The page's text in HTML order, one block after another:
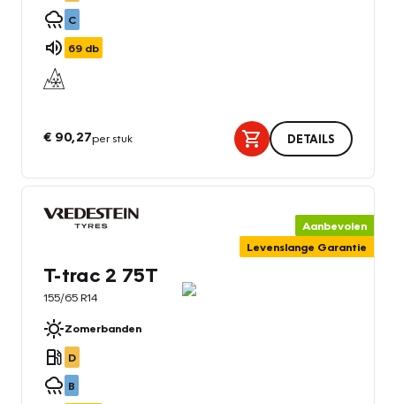
C
69 db
€ 90,27per stuk DETAILS
Aanbevolen
Levenslange Garantie
T-trac 2 75T
155/65 R14
Zomerbanden
D
B